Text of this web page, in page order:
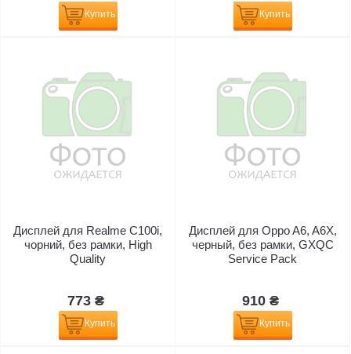
Купить Купить
Дисплей для Realme C100i,
чорний, без рамки, High
Quality
773 ₴
Купить
Дисплей для Oppo A6, A6X,
черный, без рамки, GXQC
Service Pack
910 ₴
Купить